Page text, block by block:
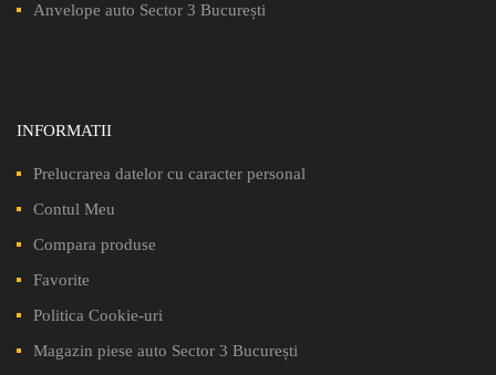
Anvelope auto Sector 3 București
INFORMATII
Prelucrarea datelor cu caracter personal
Contul Meu
Compara produse
Favorite
Politica Cookie-uri
Magazin piese auto Sector 3 București